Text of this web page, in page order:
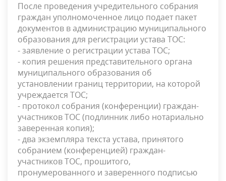
После проведения учредительного собрания
граждан уполномоченное лицо подает пакет
документов в администрацию муниципального
образования для регистрации устава ТОС:
- заявление о регистрации устава ТОС;
- копия решения представительного органа
муниципального образования об
установлении границ территории, на которой
учреждается ТОС;
- протокол собрания (конференции) граждан-
участников ТОС (подлинник либо нотариально
заверенная копия);
- два экземпляра текста устава, принятого
собранием (конференцией) граждан-
участников ТОС, прошитого,
пронумерованного и заверенного подписью